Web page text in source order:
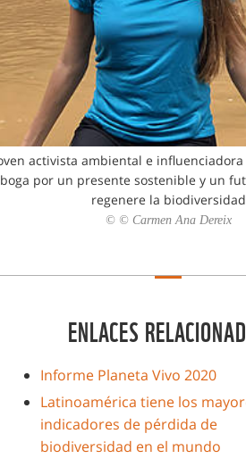
activista ambiental e
por un presente sostenible y un
regenere la biodiversidad
© © Carmen Ana Dereix
ENLACES
Informe Planeta Vivo 2020
Latinoamérica tiene los
indicadores de pérdida de
biodiversidad en el mundo